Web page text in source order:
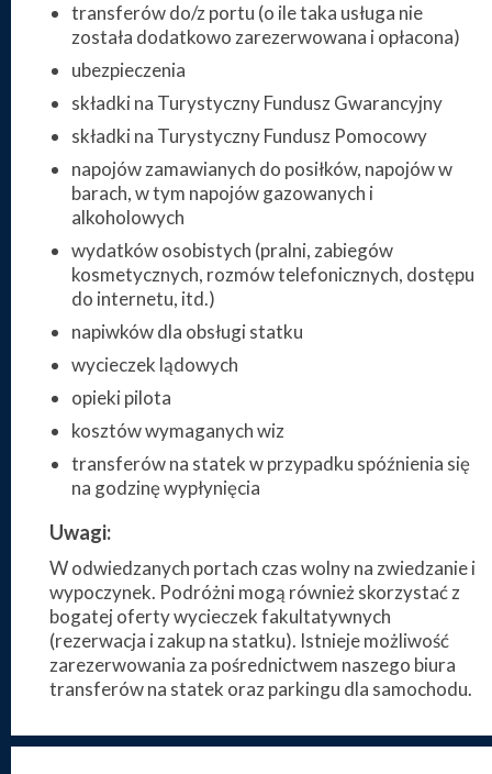
transferów do/z portu (o ile taka usługa nie
została dodatkowo zarezerwowana i opłacona)
ubezpieczenia
składki na Turystyczny Fundusz Gwarancyjny
składki na Turystyczny Fundusz Pomocowy
napojów zamawianych do posiłków, napojów w
barach, w tym napojów gazowanych i
alkoholowych
wydatków osobistych (pralni, zabiegów
kosmetycznych, rozmów telefonicznych, dostępu
do internetu, itd.)
napiwków dla obsługi statku
wycieczek lądowych
opieki pilota
kosztów wymaganych wiz
transferów na statek w przypadku spóźnienia się
na godzinę wypłynięcia
Uwagi:
W odwiedzanych portach czas wolny na zwiedzanie i
wypoczynek. Podróżni mogą również skorzystać z
bogatej oferty wycieczek fakultatywnych
(rezerwacja i zakup na statku). Istnieje możliwość
zarezerwowania za pośrednictwem naszego biura
transferów na statek oraz parkingu dla samochodu.